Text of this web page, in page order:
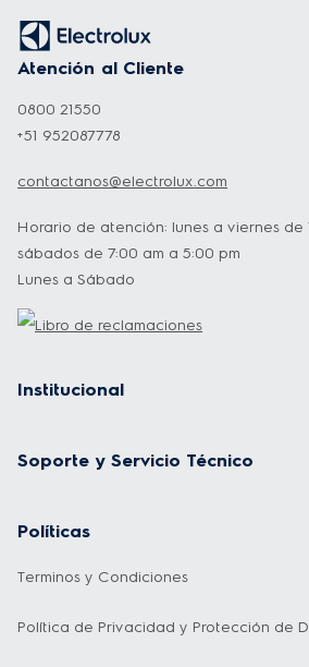
Atención al Cliente
0800 21550
+51 952087778
contactanos@electrolux.com
Horario de atención: lunes a viernes de
sábados de 7:00 am a 5:00 pm
Lunes a Sábado
Institucional
Soporte y Servicio Técnico
Políticas
Terminos y Condiciones
Política de Privacidad y Protección de